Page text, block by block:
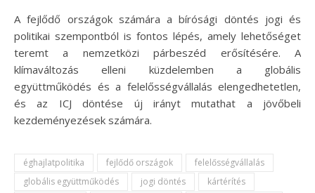
A fejlődő országok számára a bírósági döntés jogi és
politikai szempontból is fontos lépés, amely lehetőséget
teremt a nemzetközi párbeszéd erősítésére. A
klímaváltozás elleni küzdelemben a globális
együttműködés és a felelősségvállalás elengedhetetlen,
és az ICJ döntése új irányt mutathat a jövőbeli
kezdeményezések számára.
éghajlatpolitika fejlődő országok
felelősségvállalás
globális együttműködés
jogi döntés
kártérítés